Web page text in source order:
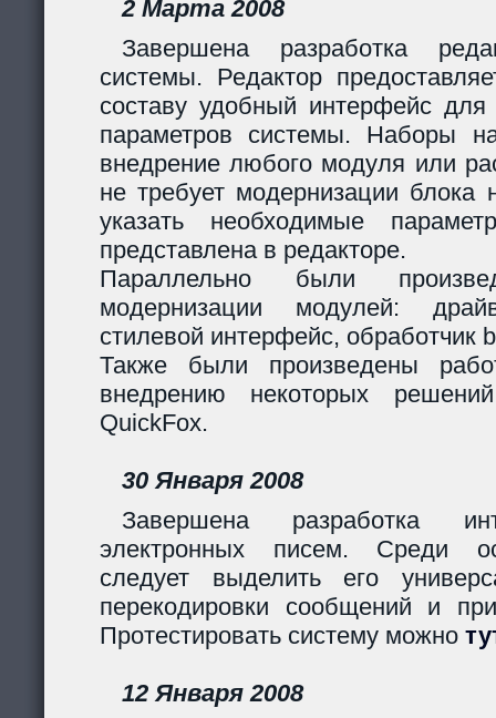
2 Марта 2008
Завершена разработка
системы. Редактор
составу удобный интерфейс для
параметров системы. Наборы
внедрение любого модуля или
не требует модернизации блока
указать необходимые
представлена в редакторе.
Параллельно были
модернизации модулей:
стилевой интерфейс, обработчик
Также были произведены
внедрению некоторых
QuickFox.
30 Января 2008
Завершена разработка
электронных писем. Среди
следует выделить его
перекодировки сообщений и
Протестировать систему можно
12 Января 2008